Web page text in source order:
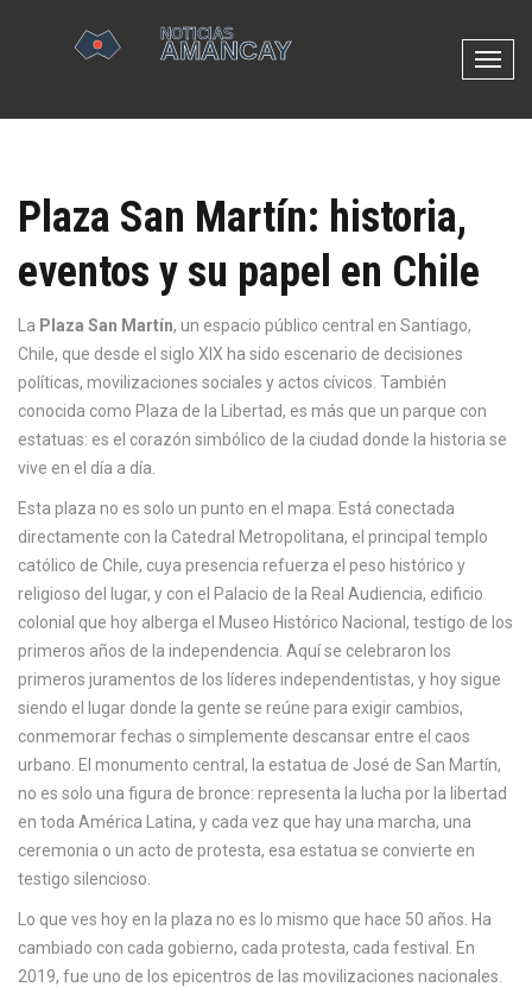
N
v
a
Plaza San Martín: historia,
eventos y su papel en Chile
La Plaza San Martín, un espacio público central en Santiago,
Chile, que desde el siglo XIX ha sido escenario de decisiones
políticas, movilizaciones sociales y actos cívicos . También
conocida como Plaza de la Libertad, es más que un parque con
estatuas: es el corazón simbólico de la ciudad donde la historia se
vive en el día a día.
Esta plaza no es solo un punto en el mapa. Está conectada
directamente con la Catedral Metropolitana, el principal templo
católico de Chile, cuya presencia refuerza el peso histórico y
religioso del lugar, y con el Palacio de la Real Audiencia, edificio
colonial que hoy alberga el Museo Histórico Nacional, testigo de los
primeros años de la independencia . Aquí se celebraron los
primeros juramentos de los líderes independentistas, y hoy sigue
siendo el lugar donde la gente se reúne para exigir cambios,
conmemorar fechas o simplemente descansar entre el caos
urbano. El monumento central, la estatua de José de San Martín,
no es solo una figura de bronce: representa la lucha por la libertad
en toda América Latina, y cada vez que hay una marcha, una
ceremonia o un acto de protesta, esa estatua se convierte en
testigo silencioso.
Lo que ves hoy en la plaza no es lo mismo que hace 50 años. Ha
cambiado con cada gobierno, cada protesta, cada festival. En
2019, fue uno de los epicentros de las movilizaciones nacionales.